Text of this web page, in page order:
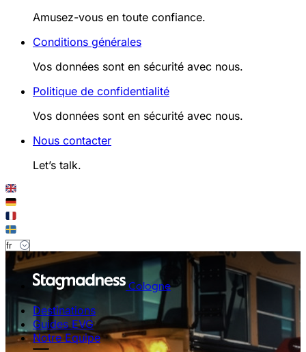
Amusez-vous en toute confiance.
Conditions générales
Vos données sont en sécurité avec nous.
Politique de confidentialité
Vos données sont en sécurité avec nous.
Nous contacter
Let’s talk.
Cologne
Destinations
Guides EVG
Notre Equipe